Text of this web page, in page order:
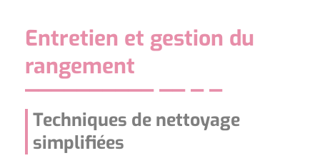
Entretien et gestion du
rangement
Techniques de nettoyage
simplifiées